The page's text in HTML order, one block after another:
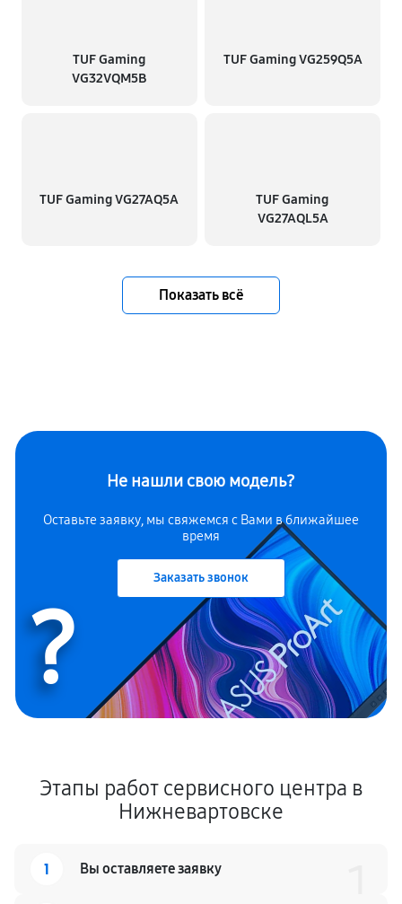
TUF Gaming
VG32VQM5B
TUF Gaming VG259Q5A
TUF Gaming VG27AQ5A
TUF Gaming
VG27AQL5A
Показать всё
Не нашли свою модель?
Оставьте заявку, мы свяжемся с Вами в ближайшее
время
Заказать звонок
?
Этапы работ сервисного центра в
Нижневартовске
1 Вы оставляете заявку